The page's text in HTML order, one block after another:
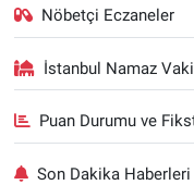
Nöbetçi Eczaneler
İstanbul Namaz
Puan Durumu ve
Son Dakika Haberleri